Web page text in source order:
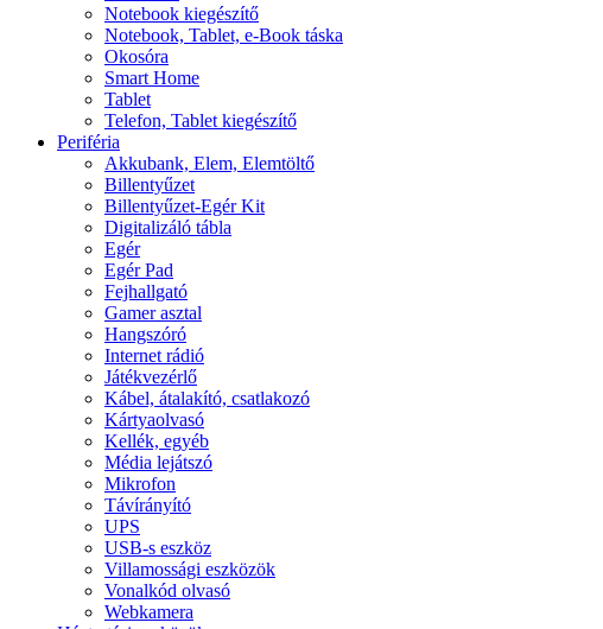
Notebook kiegészítő
Notebook, Tablet, e-Book táska
Okosóra
Smart Home
Tablet
Telefon, Tablet kiegészítő
Periféria
Akkubank, Elem, Elemtöltő
Billentyűzet
Billentyűzet-Egér Kit
Digitalizáló tábla
Egér
Egér Pad
Fejhallgató
Gamer asztal
Hangszóró
Internet rádió
Játékvezérlő
Kábel, átalakító, csatlakozó
Kártyaolvasó
Kellék, egyéb
Média lejátszó
Mikrofon
Távírányító
UPS
USB-s eszköz
Villamossági eszközök
Vonalkód olvasó
Webkamera